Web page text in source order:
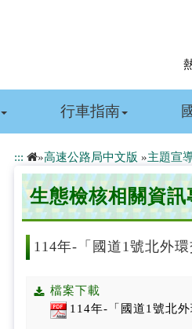
行車指南
::: »高速公路局中文版 »主題宣
生態檢核相關資
114年-「國道1號北外
檔案下載
114年-「國道1號北